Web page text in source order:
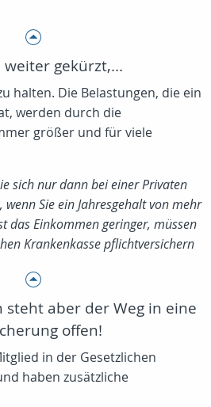
gekürzt,...
halten. Die Belastungen, die ein
werden durch die
größer und für viele
sich nur dann bei einer Privaten
Sie ein Jahresgehalt von mehr
das Einkommen geringer, müssen
Krankenkasse pflichtversichern
steht aber der Weg in eine
offen!
in der Gesetzlichen
haben zusätzliche